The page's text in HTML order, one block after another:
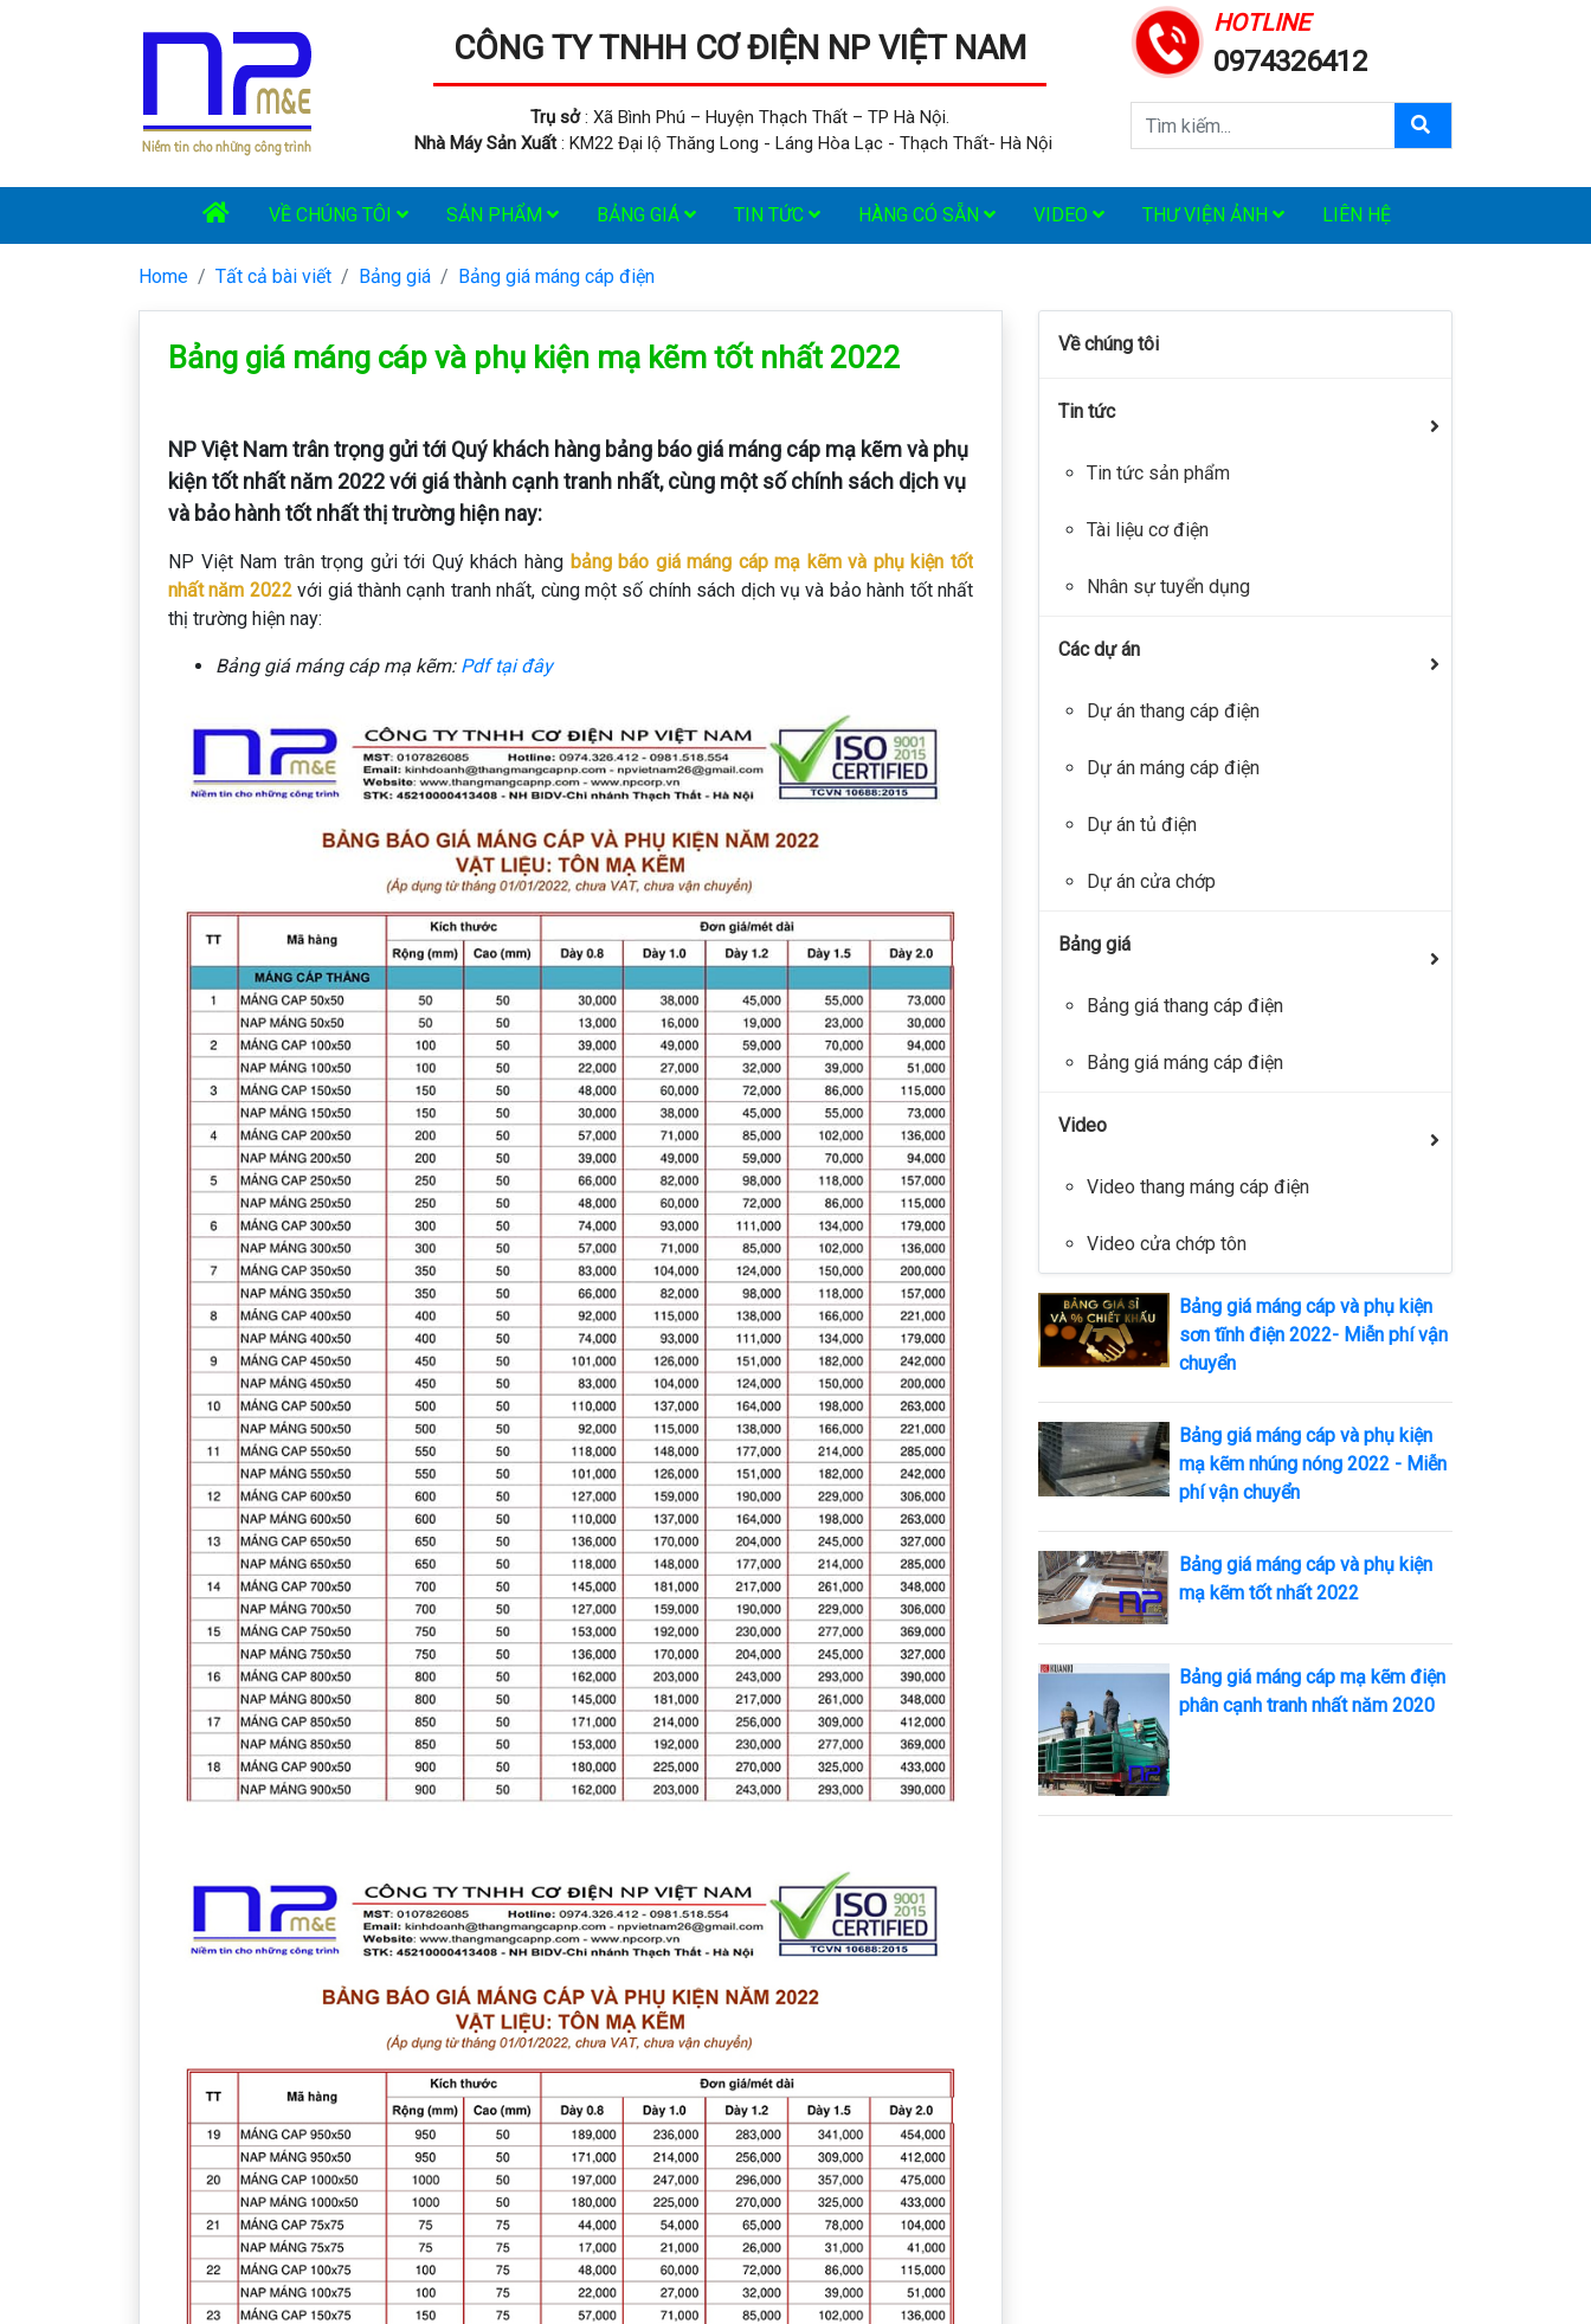
CÔNG TY TNHH CƠ ĐIỆN NP VIỆT NAM
Trụ sở: Xã Bình Phú – Huyện Thạch Thất – TP Hà Nội.
Nhà Máy Sản Xuất: KM22 Đại lộ Thăng Long - Láng Hòa Lạc - Thạch Thất- Hà Nội
HOTLINE
0974326412
VỀ CHÚNG TÔI SẢN PHẨM BẢNG GIÁ TIN TỨC HÀNG CÓ SẴN VIDEO THƯ VIỆN ẢNH LIÊN HỆ
Home Tất cả bài viết Bảng giá Bảng giá máng cáp điện
Bảng giá máng cáp và phụ kiện mạ kẽm tốt nhất 2022
NP Việt Nam trân trọng gửi tới Quý khách hàng bảng báo giá máng cáp mạ kẽm và phụ
kiện tốt nhất năm 2022 với giá thành cạnh tranh nhất, cùng một số chính sách dịch vụ
và bảo hành tốt nhất thị trường hiện nay:
NP Việt Nam trân trọng gửi tới Quý khách hàng bảng báo giá máng cáp mạ kẽm và phụ kiện tốt
nhất năm 2022 với giá thành cạnh tranh nhất, cùng một số chính sách dịch vụ và bảo hành tốt nhất
thị trường hiện nay:
Bảng giá máng cáp mạ kẽm: Pdf tại đây
Về chúng tôi
Tin tức
Tin tức sản phẩm
Tài liệu cơ điện
Nhân sự tuyển dụng
Các dự án
Dự án thang cáp điện
Dự án máng cáp điện
Dự án tủ điện
Dự án cửa chớp
Bảng giá
Bảng giá thang cáp điện
Bảng giá máng cáp điện
Video
Video thang máng cáp điện
Video cửa chớp tôn
Bảng giá máng cáp và phụ kiện
sơn tĩnh điện 2022- Miễn phí vận
chuyển
Bảng giá máng cáp và phụ kiện
mạ kẽm nhúng nóng 2022 - Miễn
phí vận chuyển
Bảng giá máng cáp và phụ kiện
mạ kẽm tốt nhất 2022
Bảng giá máng cáp mạ kẽm điện
phân cạnh tranh nhất năm 2020